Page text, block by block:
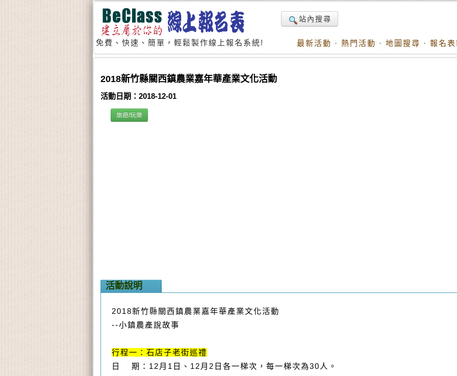
免費、快速、簡單，輕鬆製作線上報名系統!
站內搜尋
最新活動 · 熱門活動 · 地圖搜尋 · 報名
2018新竹縣關西鎮農業嘉年華產業文化活動
活動日期：2018-12-01
旅遊/玩樂
活動說明
2018新竹縣關西鎮農業嘉年華產業文化活動
--小鎮農產說故事
行程一：石店子老街巡禮
日
期： 12 月 1 日、 12 月 2 日各一梯次，每一梯次為30 人。